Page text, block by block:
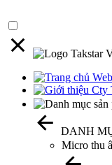
DANH
Micro thu